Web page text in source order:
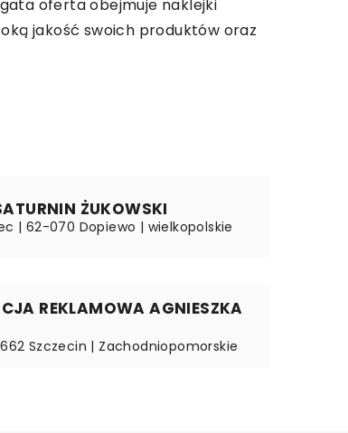
oferta obejmuje naklejki
jakość swoich produktów oraz
ŻUKOWSKI
| 62-070 Dopiewo | wielkopolskie
REKLAMOWA AGNIESZKA
Szczecin | Zachodniopomorskie